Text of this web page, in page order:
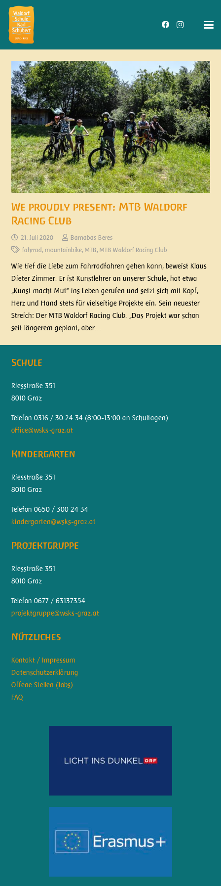
We proudly present: MTB Waldorf
Racing Club
21. Juli 2020
Barnabas Beres
fahrrad , mountainbike, MTB, MTB Waldorf Racing Club
Wie tief die Liebe zum Fahrradfahren gehen kann, beweist Klaus
Dieter Zimmer. Er ist Kunstlehrer an unserer Schule, hat etwa
„Kunst macht Mut“ ins Leben gerufen und setzt sich mit Kopf,
Herz und Hand stets für vielseitige Projekte ein. Sein neuester
Streich: Der MTB Waldorf Racing Club. „Das Projekt war schon
seit längerem geplant, aber…
Schule
Riesstraße 351
8010 Graz
Telefon 0316 / 30 24 34 (8:00-13:00 an Schultagen)
office@wsks-graz.at
Kindergarten
Riesstraße 351
8010 Graz
Telefon 0650 / 300 24 34
kindergarten@wsks-graz.at
Projektgruppe
Riesstraße 351
8010 Graz
Telefon 0677 / 63137354
projektgruppe@wsks-graz.at
Nützliches
Kontakt / Impressum
Datenschutzerklärung
Offene Stellen (Jobs)
FAQ